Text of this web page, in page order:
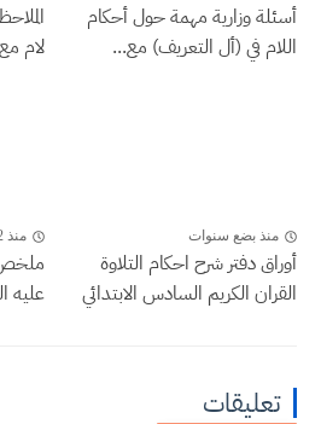
أسئلة وزارية مهمة حول أحكام
اللام في (أل التعريف) مع...
لام
منذ بضع سنوات
أوراق دفتر شرح احكام التلاوة
القران الكريم السادس الابتدائي
منذ 2 سنة
ملخص
عليه
تعليقات